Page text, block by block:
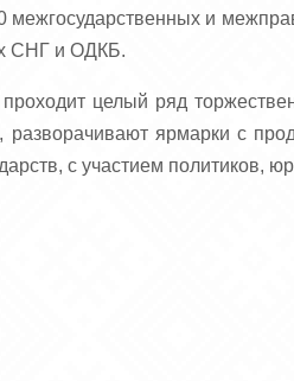
и
СНГ и ОДКБ.
целый ряд
разворачивают ярмарки с
с участием политиков,